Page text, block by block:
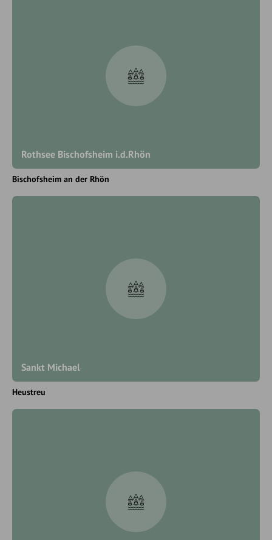
Rothsee Bischofsheim i.d.Rhön
Bischofsheim an der Rhön
Sankt Michael
Heustreu